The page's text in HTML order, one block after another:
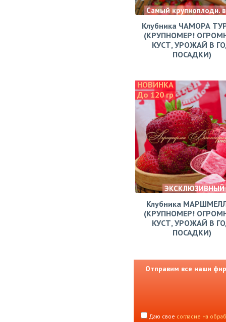
Самый крупноплодн.
Клубника ЧАМОРА
(КРУПНОМЕР!
КУСТ, УРОЖАЙ В
ПОСАДКИ)
НОВИНКА
До 120 гр
ЭКСКЛЮЗИВНЫЙ
Клубника
(КРУПНОМЕР!
КУСТ, УРОЖАЙ В
ПОСАДКИ)
Отправим все наши
Даю свое согласие на